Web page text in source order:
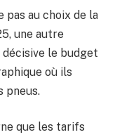
pas au choix de la
une autre
le budget
où ils
pneus.
que les tarifs